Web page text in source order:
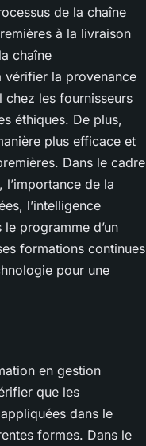
de la chaîne
à la livraison
chaîne
vérifier la provenance
chez les fournisseurs
éthiques. De plus,
plus efficace et
Dans le cadre
de la
l’intelligence
programme d’un
formations continues
pour une
en gestion
que les
dans le
formes. Dans le